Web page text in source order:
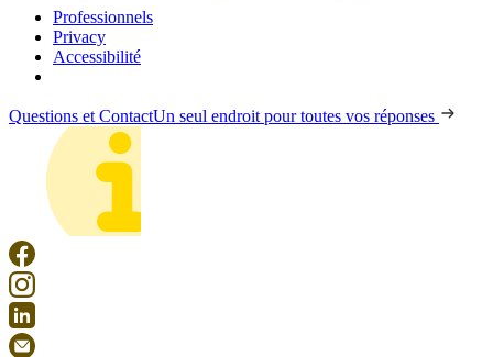
Professionnels
Privacy
Accessibilité
Questions et ContactUn seul endroit pour toutes vos réponses